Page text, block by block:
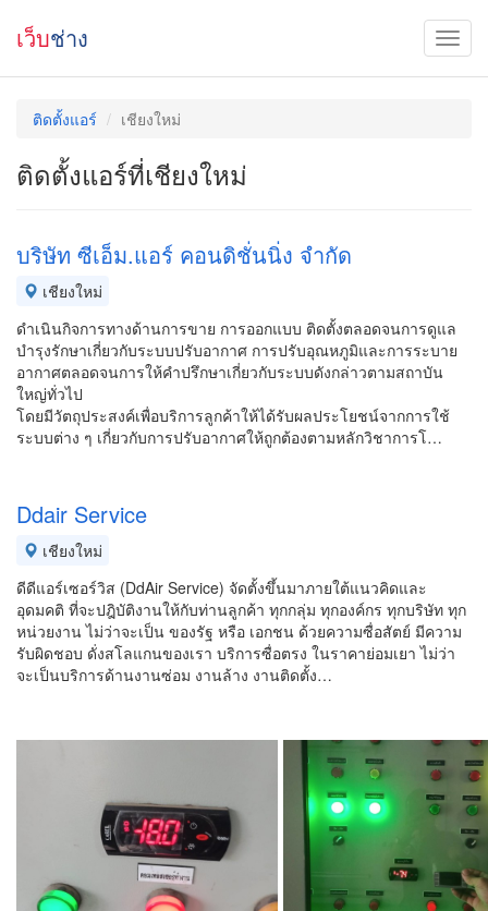
เว็บช่าง
ติดตั้งแอร์ เชียงใหม่
ติดตั้งแอร์ที่เชียงใหม่
บริษัท ซีเอ็ม.แอร์ คอนดิชั่นนิ่ง จำกัด
เชียงใหม่
ดำเนินกิจการทางด้านการขาย การออกแบบ ติดตั้งตลอดจนการดูแล
บำรุงรักษาเกี่ยวกับระบบปรับอากาศ การปรับอุณหภูมิและการระบาย
อากาศตลอดจนการให้คำปรึกษาเกี่ยวกับระบบดังกล่าวตามสถาบัน
ใหญ่ทั่วไป
โดยมีวัตถุประสงค์เพื่อบริการลูกค้าให้ได้รับผลประโยชน์จากการใช้
ระบบต่าง ๆ เกี่ยวกับการปรับอากาศให้ถูกต้องตามหลักวิชาการโ…
Ddair Service
เชียงใหม่
ดีดีแอร์เซอร์วิส (DdAir Service) จัดตั้งขึ้นมาภายใต้แนวคิดและ
อุดมคติ ที่จะปฎิบัติงานให้กับท่านลูกค้า ทุกกลุ่ม ทุกองค์กร ทุกบริษัท ทุก
หน่วยงาน ไม่ว่าจะเป็น ของรัฐ หรือ เอกชน ด้วยความซื่อสัตย์ มีความ
รับผิดชอบ ดั่งสโลแกนของเรา บริการซื่อตรง ในราคาย่อมเยา ไม่ว่า
จะเป็นบริการด้านงานซ่อม งานล้าง งานติดตั้ง…